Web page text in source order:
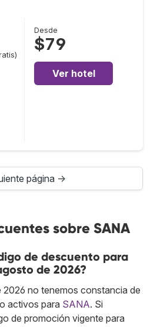
Desde
$79
Ver hotel
página →
sobre SANA
de descuento para
de 2026?
no tenemos constancia de
activos para SANA. Si
de promoción vigente para